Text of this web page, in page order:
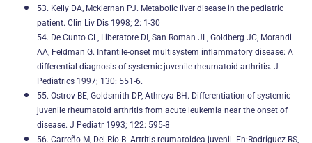
53. Kelly DA, Mckiernan PJ. Metabolic liver disease in the pediatric
patient. Clin Liv Dis 1998; 2: 1-30
54. De Cunto CL, Liberatore DI, San Roman JL, Goldberg JC, Morandi
AA, Feldman G. Infantile-onset multisystem inflammatory disease: A
differential diagnosis of systemic juvenile rheumatoid arthritis. J
Pediatrics 1997; 130: 551-6.
55. Ostrov BE, Goldsmith DP, Athreya BH. Differentiation of systemic
juvenile rheumatoid arthritis from acute leukemia near the onset of
disease. J Pediatr 1993; 122: 595-8
56. Carreño M, Del Río B. Artritis reumatoidea juvenil. En:Rodríguez RS,